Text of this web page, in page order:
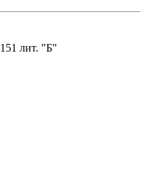
лит. "Б"